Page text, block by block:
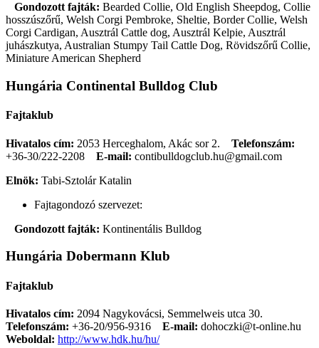
Gondozott fajták: Bearded Collie, Old English Sheepdog, Collie
hosszúszőrű, Welsh Corgi Pembroke, Sheltie, Border Collie, Welsh
Corgi Cardigan, Ausztrál Cattle dog, Ausztrál Kelpie, Ausztrál
juhászkutya, Australian Stumpy Tail Cattle Dog, Rövidszőrű Collie,
Miniature American Shepherd
Hungária Continental Bulldog Club
Fajtaklub
Hivatalos cím: 2053 Herceghalom, Akác sor 2. Telefonszám:
+36-30/222-2208
E-mail: contibulldogclub.hu@gmail.com
Elnök: Tabi-Sztolár Katalin
Fajtagondozó szervezet:
Gondozott fajták: Kontinentális Bulldog
Hungária Dobermann Klub
Fajtaklub
Hivatalos cím: 2094 Nagykovácsi, Semmelweis utca 30.
Telefonszám: +36-20/956-9316 E-mail: dohoczki@t-online.hu
Weboldal: http://www.hdk.hu/hu/